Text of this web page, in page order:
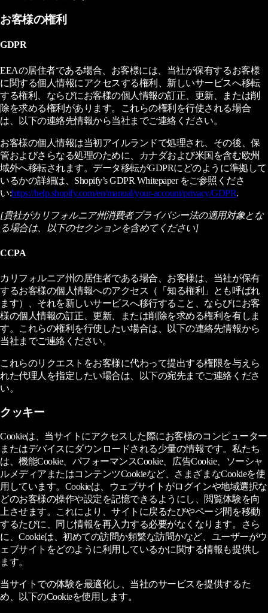
お客様の権利
GDPR
EEAの居住者である場合、お客様には、当社が保有するお客様
に関する個人情報にアクセスする権利、新しいサービスへ移転
する権利、ならびにお客様の個人情報の訂正、更新、または削
除を求める権利があります。これらの権利を行使される場合
は、以下の連絡先情報から当社までご連絡ください。
お客様の個人情報は当初アイルランドで処理され、その後、保
管およびさらなる処理のために、カナダおよび米国を含む欧州
域外へ移転されます。データ移転がGDPRにどのように準拠して
いるかの詳細は、Shopify’s GDPR Whitepaper をご参照くださ
い:https://help.shopify.com/en/manual/your-account/privacy/GDPR.
[貴社がカリフォルニア州消費者プライバシー法の適用対象とな
る場合は、以下のセクションを含めてください]
CCPA
カリフォルニア州の居住者である場合、お客様は、当社が保有
するお客様の個人情報へのアクセス（「知る権利」とも呼ばれ
ます）、それを新しいサービスへ移行すること、ならびにお客
様の個人情報の訂正、更新、または削除を求める権利を有しま
す。これらの権利を行使したい場合は、以下の連絡先情報から
当社までご連絡ください。
これらのリクエストをお客様に代わって提出する権限を与えら
れた代理人を指定したい場合は、以下の宛先までご連絡くださ
い。
クッキー
Cookieは、当サイトにアクセスした際にお客様のコンピューター
またはデバイスにダウンロードされる少量の情報です。私たち
は、機能Cookie、パフォーマンスCookie、広告Cookie、ソーシャ
ルメディアまたはコンテンツCookieなど、さまざまなCookieを使
用しています。Cookieは、ウェブサイトがログインや地域選択な
どのお客様の操作や設定を記憶できるようにし、閲覧体験を向
上させます。これにより、サイトに戻るたびやページ間を移動
するたびに、同じ情報を再入力する必要がなくなります。さら
に、Cookieは、初めての訪問か頻繁な訪問かなど、ユーザーがウ
ェブサイトをどのように利用しているかに関する情報も提供し
ます。
当サイトでの体験を最適化し、当社のサービスを提供するた
め、以下のCookieを使用します。